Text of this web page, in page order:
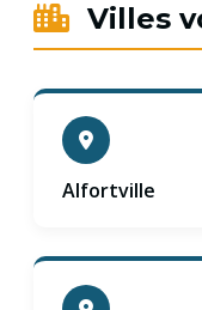
Villes
Alfortville